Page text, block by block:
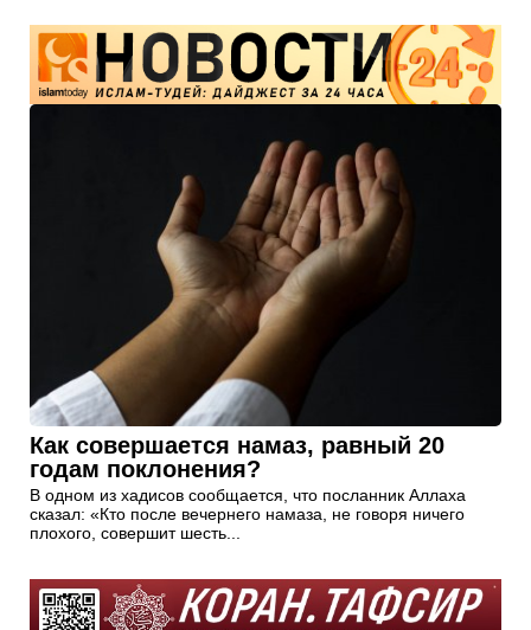
Как совершается намаз, равный 20
годам поклонения?
В одном из хадисов сообщается, что посланник Аллаха
сказал: «Кто после вечернего намаза, не говоря ничего
плохого, совершит шесть...